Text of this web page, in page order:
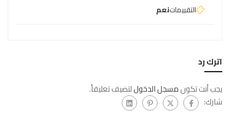
التقييماتنعم
اترك رد
يجب أنت تكونمسجل الدخوللتضيف تعليقاً.
شارك: